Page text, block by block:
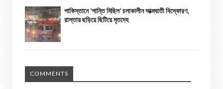
পাকিস্তানে ‘শান্তি মিছিল’ চলাকালীন আত্মঘাতী বিস্ফোরণ,
রাস্তায় ছড়িয়ে ছিটিয়ে মৃতদেহ
COMMENTS